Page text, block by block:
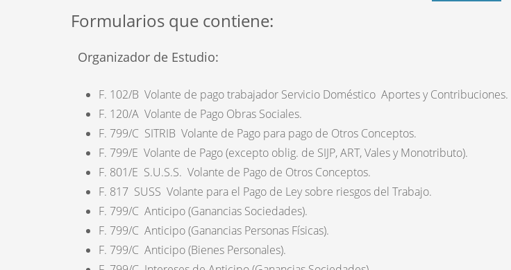
Formularios que contiene:
Organizador de Estudio:
F. 102/B Volante de pago trabajador Servicio Doméstico Aportes y Contribuciones.
F. 120/A Volante de Pago Obras Sociales.
F. 799/C SITRIB Volante de Pago para pago de Otros Conceptos.
F. 799/E Volante de Pago (excepto oblig. de SIJP, ART, Vales y Monotributo).
F. 801/E S.U.S.S. Volante de Pago de Otros Conceptos.
F. 817 SUSS Volante para el Pago de Ley sobre riesgos del Trabajo.
F. 799/C Anticipo (Ganancias Sociedades).
F. 799/C Anticipo (Ganancias Personas Físicas).
F. 799/C Anticipo (Bienes Personales).